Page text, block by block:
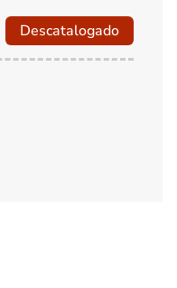
Descatalogado